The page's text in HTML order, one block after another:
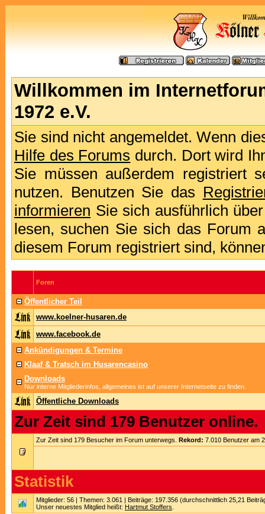
Willkommen im
1972 e.V.
Sie sind nicht angemeldet. Wenn
Hilfe des Forums durch. Dort wird
Sie müssen außerdem registriert
nutzen. Benutzen Sie das
informieren Sie sich ausführlich
lesen, suchen Sie sich das Forum
diesem Forum registriert sind,
Foren
Öffentlicher Teil
www.koelner-husaren.de
www.facebook.de
Ankündigungen & Termine
Klaaf & Tratsch im Husarencasino
Downloads
Nur interne Mitgliederinfos, allgemeines ist auf unserer Internetseite zu finden.
Öffentliche Downloads
Zur Zeit sind 179 Benutzer online.
Zur Zeit sind 179 Besucher im Forum unterwegs. Rekord: 7.010 Benutzer am
Statistik
Mitglieder: 56 | Themen: 3.061 | Beiträge: 197.356 (durchschnittlich 25,21
Unser neuestes Mitglied heißt: Hartmut Stoffers